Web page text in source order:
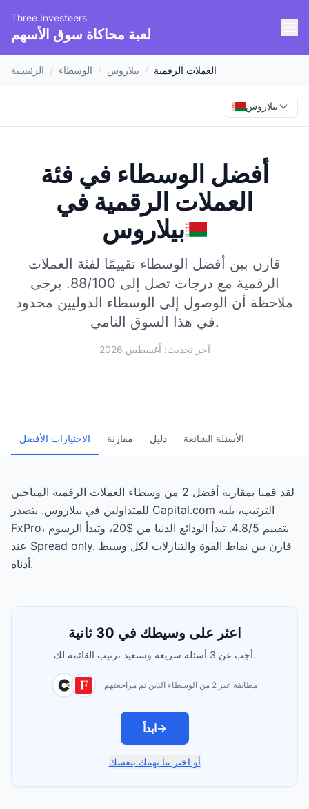
Three Investeers
لعبة محاكاة سوق الأسهم
الرئيسية / الوسطاء / بيلاروس / العملات الرقمية
بيلاروس
أفضل الوسطاء في فئة
العملات الرقمية في
بيلاروس
قارن بين أفضل الوسطاء تقييمًا لفئة العملات
الرقمية مع درجات تصل إلى 88/100.
يرجى
ملاحظة أن الوصول إلى الوسطاء الدوليين محدود
في هذا السوق النامي.
آخر تحديث: أغسطس 2026
الاختيارات الأفضل مقارنة دليل الأسئلة الشائعة
لقد قمنا بمقارنة أفضل 2 من وسطاء العملات الرقمية المتاحين
للمتداولين في بيلاروس. يتصدر Capital.com الترتيب، يليه
FxPro، بتقييم 4.8/5. تبدأ الودائع الدنيا من $20، وتبدأ الرسوم
عند Spread only. قارن بين نقاط القوة والتنازلات لكل وسيط
أدناه.
اعثر على وسيطك في 30 ثانية
أجب عن 3 أسئلة سريعة وسنعيد ترتيب القائمة لك.
مطابقة عبر 2 من الوسطاء الذين تم مراجعتهم
ابدأ→
أو اختر ما يهمك بنفسك